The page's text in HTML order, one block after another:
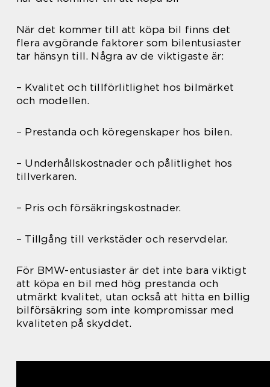
När det kommer till att köpa bil finns det
flera avgörande faktorer som bilentusiaster
tar hänsyn till. Några av de viktigaste är:
– Kvalitet och tillförlitlighet hos bilmärket
och modellen.
– Prestanda och köregenskaper hos bilen.
– Underhållskostnader och pålitlighet hos
tillverkaren.
– Pris och försäkringskostnader.
– Tillgång till verkstäder och reservdelar.
För BMW-entusiaster är det inte bara viktigt
att köpa en bil med hög prestanda och
utmärkt kvalitet, utan också att hitta en billig
bilförsäkring som inte kompromissar med
kvaliteten på skyddet.